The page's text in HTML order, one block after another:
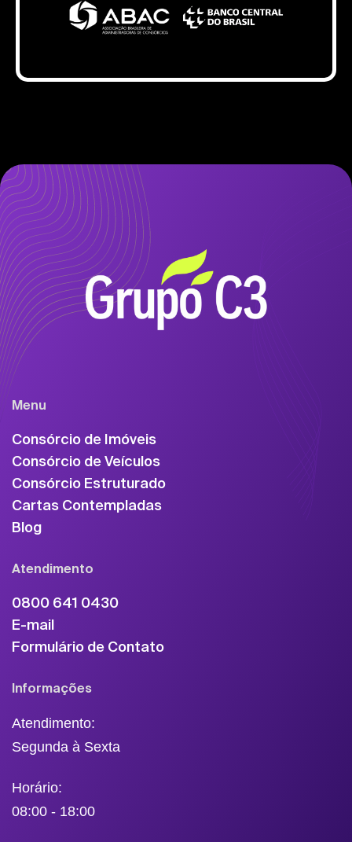
Menu
Consórcio de Imóveis
Consórcio de Veículos
Consórcio Estruturado
Cartas Contempladas
Blog
Atendimento
0800 641 0430
E-mail
Formulário de Contato
Informações
Atendimento:
Segunda à Sexta
Horário:
08:00 - 18:00